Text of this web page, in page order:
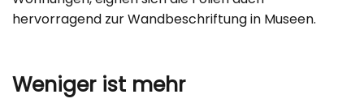
hervorragend zur Wandbeschriftung in Museen.
Weniger ist mehr